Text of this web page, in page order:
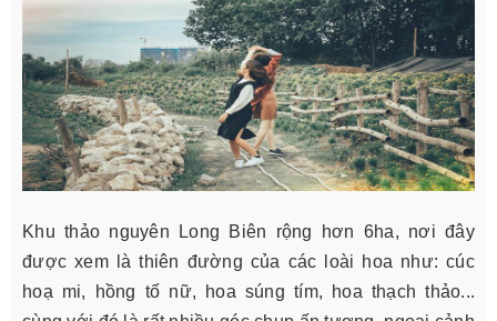
Khu thảo nguyên Long Biên rộng hơn 6ha, nơi đây
được xem là thiên đường của các loài hoa như: cúc
hoạ mi, hồng tố nữ, hoa súng tím, hoa thạch thảo...